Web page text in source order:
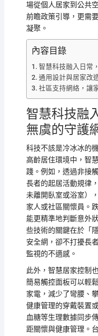
場從個人居家到公共
前瞻政策引導，更需
凝聚。
內容目錄
智慧科技融入日常
通用設計與居家改
社區支持網絡，讓
智慧科技融
無虞的守護
科技不該是冷冰冰的
高齡居住環境中，智
踐。例如，透過非接
長者的起居活動規律
未離開臥室或浴室）
家人或社區關懷員。
能更精準地判斷意外
些技術的關鍵在於「
安全網，卻不打擾長
監視的不適感。
此外，智慧居家控制
簡易觸控面板可以輕
家電，減少了彎腰、
健康管理的穿戴裝置
血糖等生理數據同步
距關懷與健康管理。